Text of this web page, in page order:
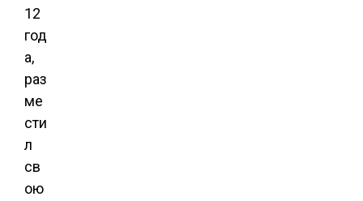
12
год
а,
раз
ме
сти
л
св
ою